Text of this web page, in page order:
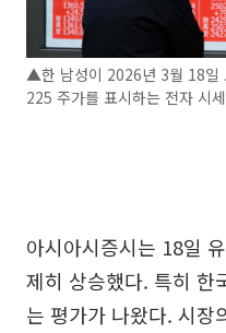
▲한 남성이 2026년 3월 18일
225 주가를 표시하는 전자 시
아시아시증시는 18일
제히 상승했다. 특히 한
는 평가가 나왔다. 시장